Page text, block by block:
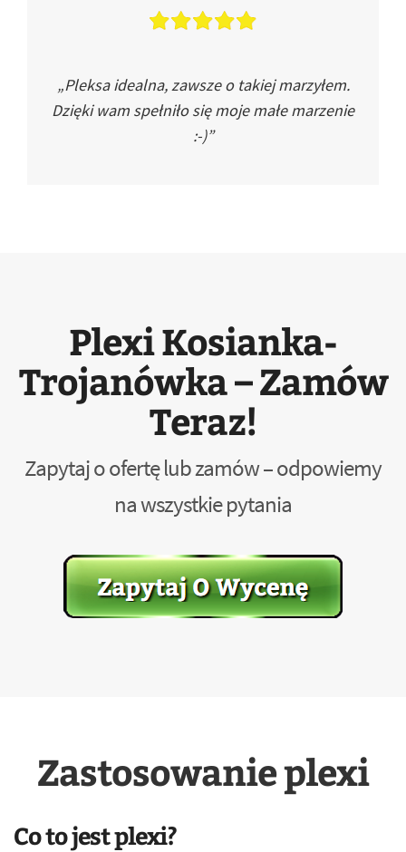
„Pleksa idealna, zawsze o takiej marzyłem.
Dzięki wam spełniło się moje małe marzenie
:-)”
Plexi Kosianka-
Trojanówka – Zamów
Teraz!
Zapytaj o ofertę lub zamów – odpowiemy
na wszystkie pytania
Zastosowanie plexi
Co to jest plexi?